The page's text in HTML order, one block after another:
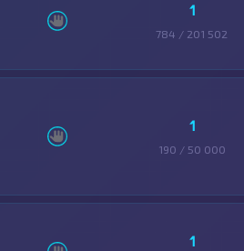
1
784 / 201 502
1
190 / 50 000
1